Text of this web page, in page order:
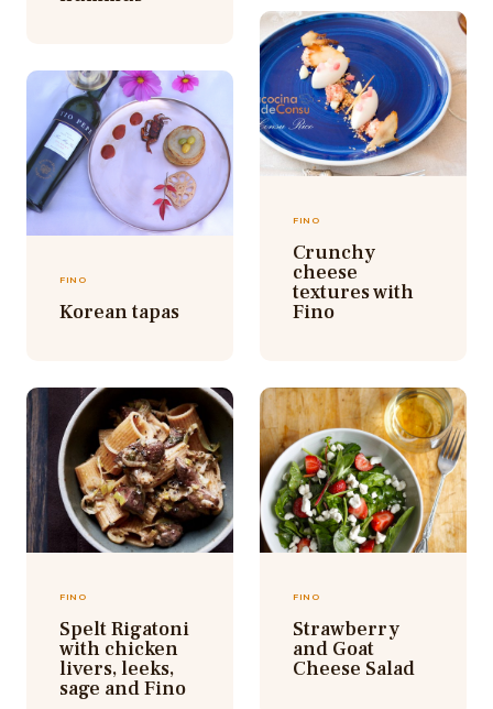
FINO
Crunchy
cheese
textures with
Fino
FINO
Korean tapas
FINO
Spelt Rigatoni
with chicken
livers, leeks,
sage and Fino
FINO
Strawberry
and Goat
Cheese Salad